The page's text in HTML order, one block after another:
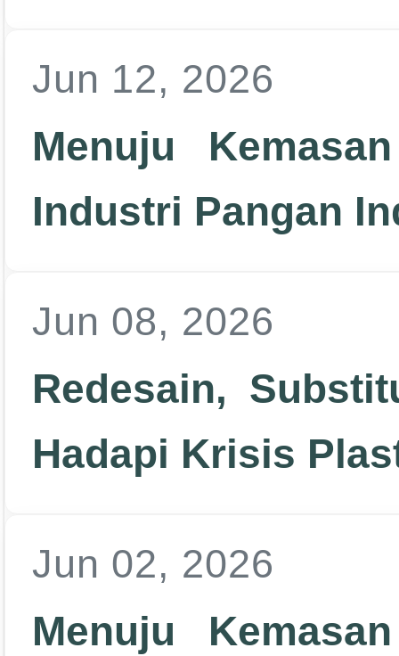
Jun 12, 2026
Menuju
Industri Pangan
Jun 08, 2026
Redesain,
Hadapi Krisis
Jun 02, 2026
Menuju